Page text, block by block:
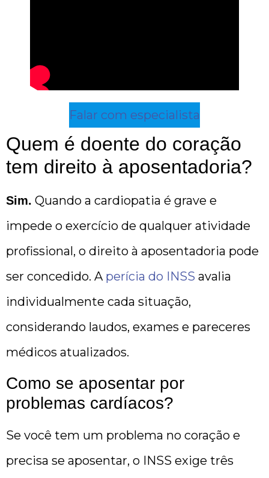
Falar com especialista
Quem é doente do coração
tem direito à aposentadoria?
Sim. Quando a cardiopatia é grave e
impede o exercício de qualquer atividade
profissional, o direito à aposentadoria pode
ser concedido. A perícia do INSS avalia
individualmente cada situação,
considerando laudos, exames e pareceres
médicos atualizados.
Como se aposentar por
problemas cardíacos?
Se você tem um problema no coração e
precisa se aposentar, o INSS exige três